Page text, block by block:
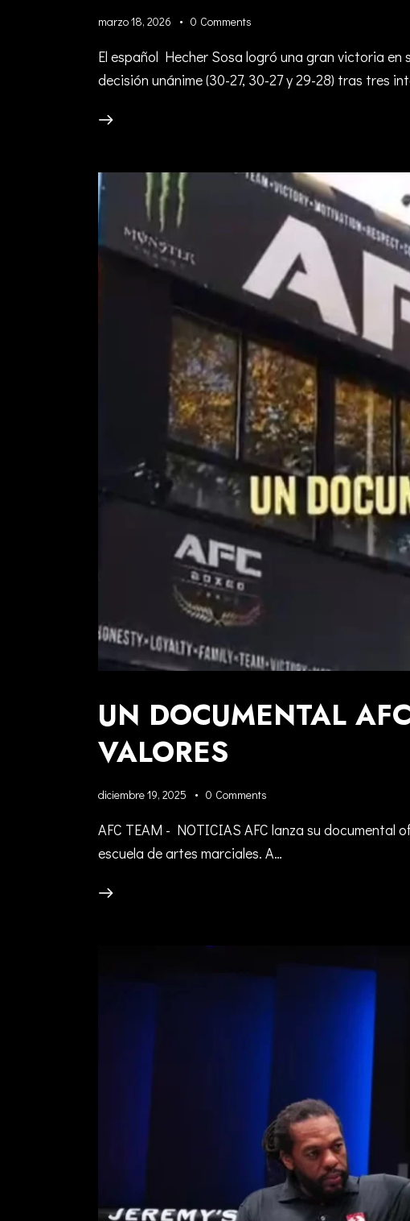
marzo 18, 2026 0 Comments
El español Hecher Sosa logró una gran victoria
decisión unánime (30-27, 30-27 y 29-28) tras tres
UN DOCUMENTAL
VALORES
diciembre 19, 2025 0 Comments
AFC TEAM - NOTICIAS AFC lanza su documental
escuela de artes marciales. A…